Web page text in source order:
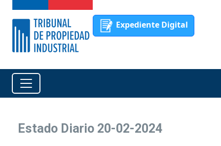
Expediente Digital
Estado Diario 20-02-2024